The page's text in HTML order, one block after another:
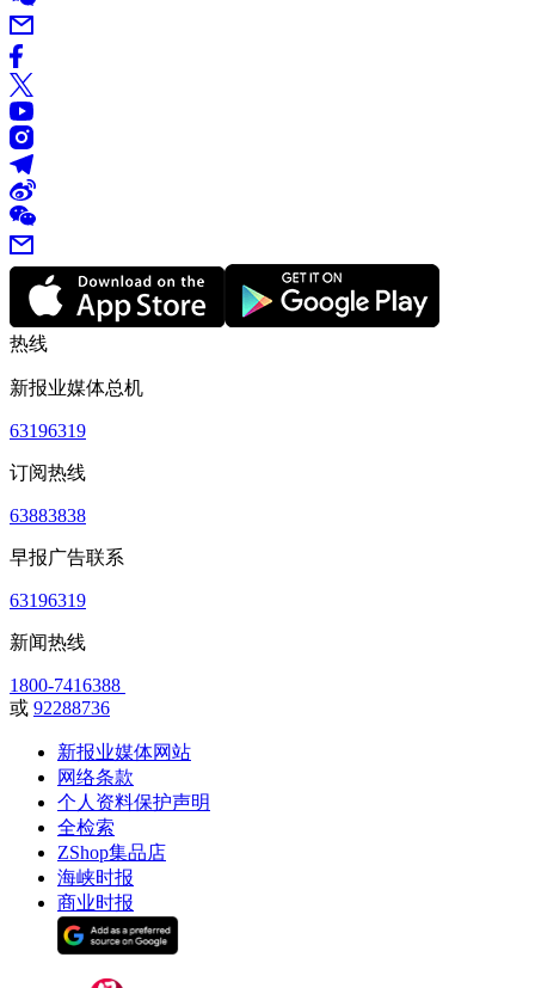
热线
新报业媒体总机
63196319
订阅热线
63883838
早报广告联系
63196319
新闻热线
1800-7416388
或 92288736
新报业媒体网站
网络条款
个人资料保护声明
全检索
ZShop集品店
海峡时报
商业时报